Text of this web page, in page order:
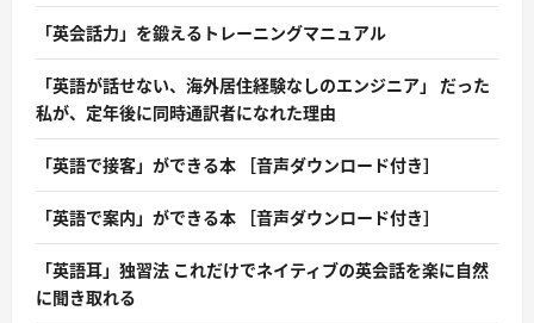
「英会話力」を鍛えるトレーニングマニュアル
「英語が話せない、海外居住経験なしのエンジニア」 だった
私が、定年後に同時通訳者になれた理由
「英語で接客」ができる本 ［音声ダウンロード付き］
「英語で案内」ができる本 ［音声ダウンロード付き］
「英語耳」独習法 これだけでネイティブの英会話を楽に自然
に聞き取れる